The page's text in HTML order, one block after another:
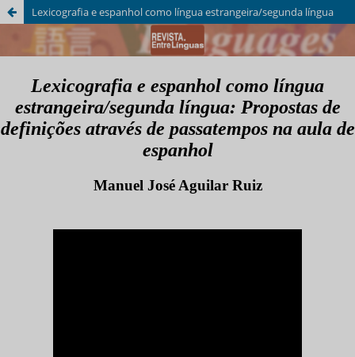
Lexicografia e espanhol como língua estrangeira/segunda língua